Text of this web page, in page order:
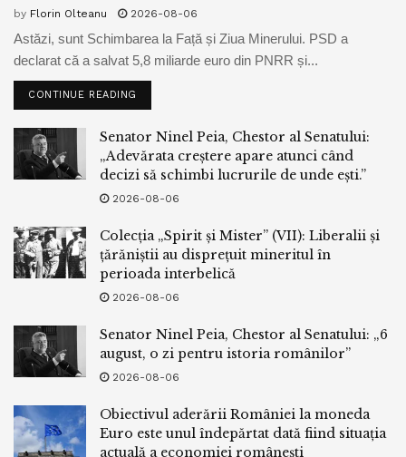
by Florin Olteanu 2026-08-06
Astăzi, sunt Schimbarea la Față și Ziua Minerului. PSD a
declarat că a salvat 5,8 miliarde euro din PNRR și...
CONTINUE READING
Senator Ninel Peia, Chestor al Senatului:
„Adevărata creștere apare atunci când
decizi să schimbi lucrurile de unde ești.”
2026-08-06
Colecția „Spirit și Mister” (VII): Liberalii și
țărăniștii au disprețuit mineritul în
perioada interbelică
2026-08-06
Senator Ninel Peia, Chestor al Senatului: „6
august, o zi pentru istoria românilor”
2026-08-06
Obiectivul aderării României la moneda
Euro este unul îndepărtat dată fiind situația
actuală a economiei românești